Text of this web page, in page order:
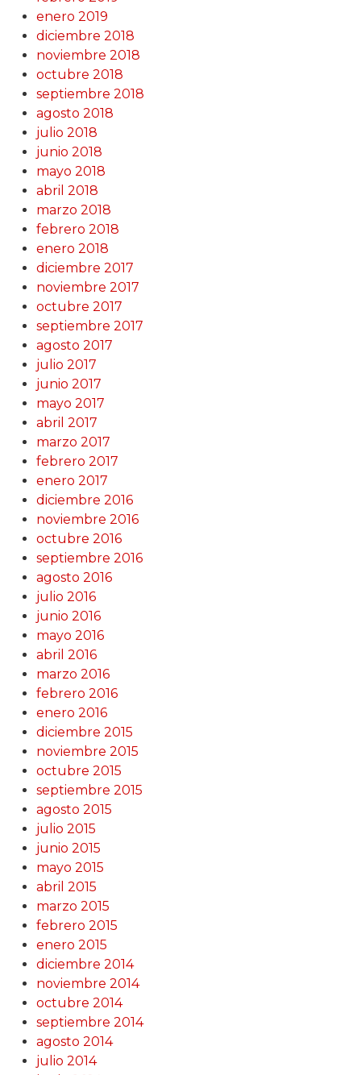
enero 2019
diciembre 2018
noviembre 2018
octubre 2018
septiembre 2018
agosto 2018
julio 2018
junio 2018
mayo 2018
abril 2018
marzo 2018
febrero 2018
enero 2018
diciembre 2017
noviembre 2017
octubre 2017
septiembre 2017
agosto 2017
julio 2017
junio 2017
mayo 2017
abril 2017
marzo 2017
febrero 2017
enero 2017
diciembre 2016
noviembre 2016
octubre 2016
septiembre 2016
agosto 2016
julio 2016
junio 2016
mayo 2016
abril 2016
marzo 2016
febrero 2016
enero 2016
diciembre 2015
noviembre 2015
octubre 2015
septiembre 2015
agosto 2015
julio 2015
junio 2015
mayo 2015
abril 2015
marzo 2015
febrero 2015
enero 2015
diciembre 2014
noviembre 2014
octubre 2014
septiembre 2014
agosto 2014
julio 2014